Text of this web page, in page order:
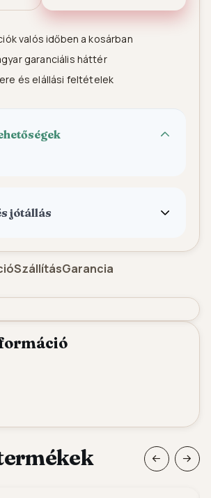
valós időben a kosárban
garanciális háttér
és elállási feltételek
jótállás
SzállításGarancia